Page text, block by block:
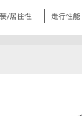
/居住性 走行性能